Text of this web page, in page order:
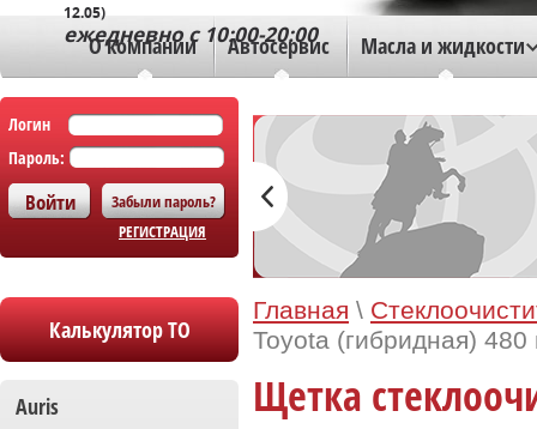
О компании Автосервис Масла и жидкости
12.05)
ежедневно с 10:00-20:00
Логин
Пароль:
Забыли пароль?
РЕГИСТРАЦИЯ
Калькулятор ТО
Auris
Главная \
Toyota (гибридная)
Щетка